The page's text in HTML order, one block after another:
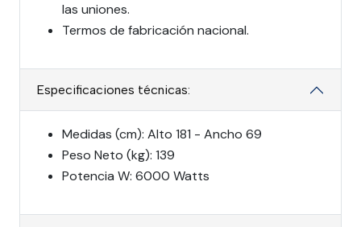
las uniones.
Termos de fabricación nacional.
Especificaciones técnicas:
Medidas (cm): Alto 181 - Ancho 69
Peso Neto (kg): 139
Potencia W: 6000 Watts